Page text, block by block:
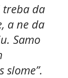
treba da
a ne da
Samo
slome”.